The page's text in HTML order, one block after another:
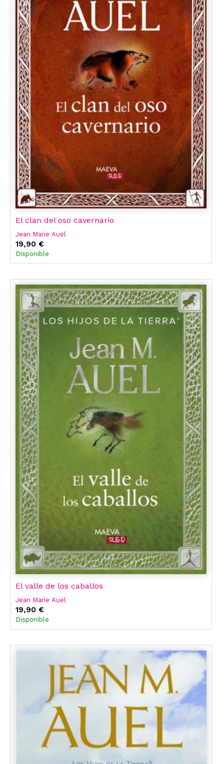
El clan del oso cavernario
Jean Marie Auel
19,90 €
Disponible
El valle de los caballos
Jean Marie Auel
19,90 €
Disponible